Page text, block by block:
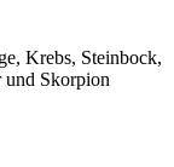
Krebs, Steinbock,
und Skorpion